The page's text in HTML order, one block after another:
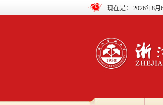
现在是： 2026年8
实践主题征文的通知
关于开展“中国诗词
荐选拔工作的通知